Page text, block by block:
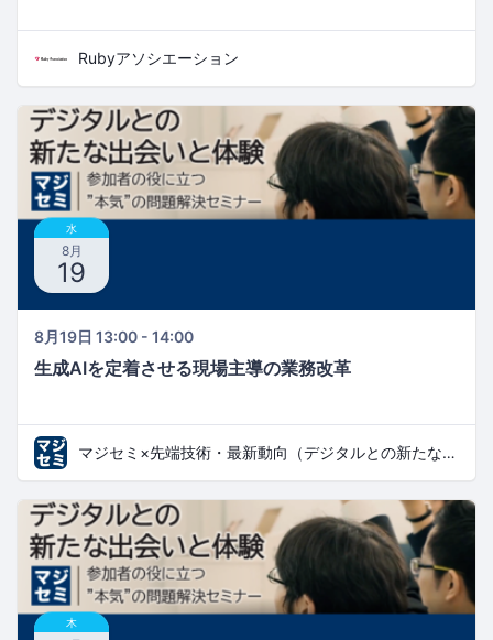
Rubyアソシエーション
水
8月
19
8月19日 13:00 - 14:00
生成AIを定着させる現場主導の業務改革
マジセミ×先端技術・最新動向（デジタルとの新たな出会いと体験）
木